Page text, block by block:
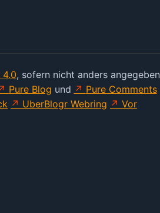
4.0, sofern nicht anders angegeben
Pure Blog und
Pure Comments
UberBlogr Webring Vor